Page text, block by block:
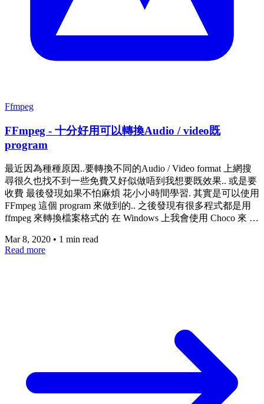
Ffmpeg
FFmpeg - 十分好用可以轉換Audio / video既
program
最近因為種種原因..要轉換不同的Audio / Video format 上網搜
尋很久也找不到一些免費又好似做唔到我想要既效果.. 或是要
收費 最後發現如果不怕麻煩 花小小時間學習. 其實是可以使用
FFmpeg 這個 program 來做到的.. 之後發現有很多程式都是用
ffmpeg 來轉換檔案格式的 在 Windows 上我會使用 Choco 來 …
Mar 8, 2020 • 1 min read
Read more